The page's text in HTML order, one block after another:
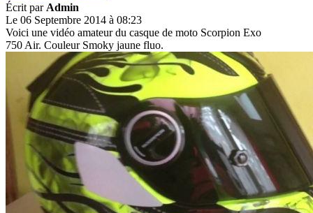
Écrit par Admin
Le 06 Septembre 2014 à 08:23
Voici une vidéo amateur du casque de moto Scorpion Exo
750 Air. Couleur Smoky jaune fluo.